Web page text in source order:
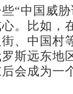
中国威胁
。比如，
、中国村
斯远东地
会成为一